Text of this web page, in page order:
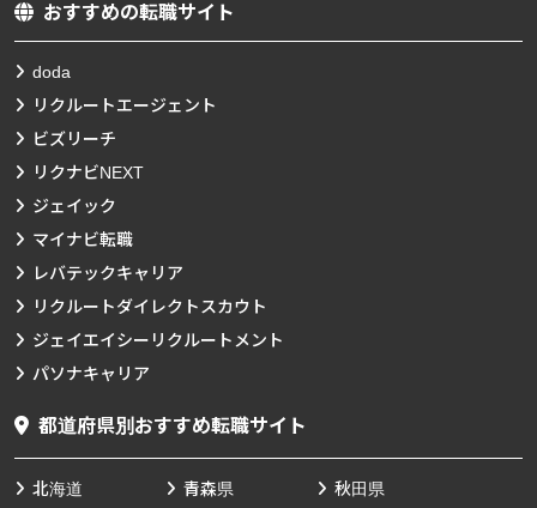
おすすめの転職サイト
doda
リクルートエージェント
ビズリーチ
リクナビNEXT
ジェイック
マイナビ転職
レバテックキャリア
リクルートダイレクトスカウト
ジェイエイシーリクルートメント
パソナキャリア
都道府県別おすすめ転職サイト
北海道 青森県
秋田県